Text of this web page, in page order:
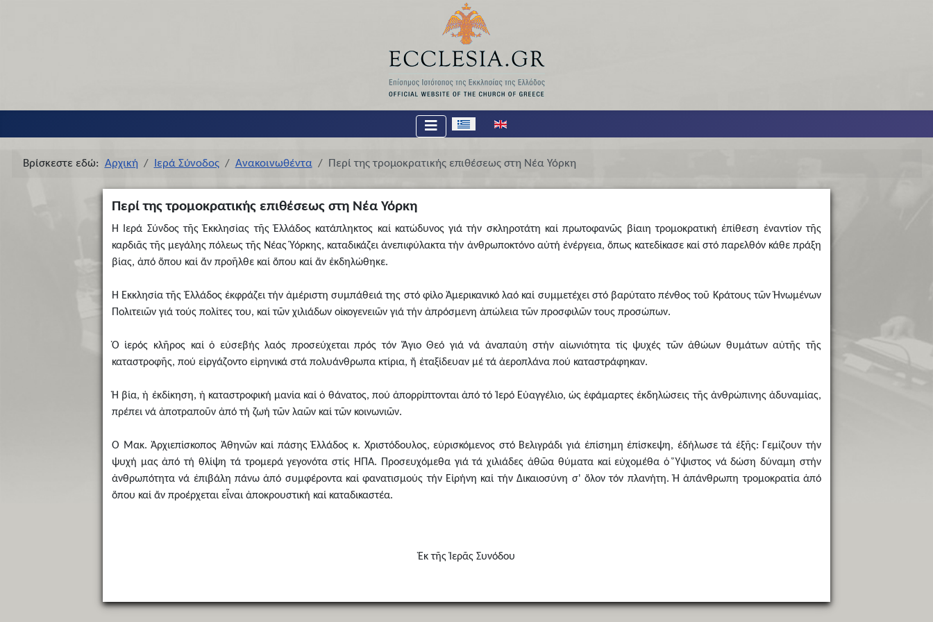
Επιλέξτε τη γλώσσα σας
Βρίσκεστε εδώ: Αρχική Ιερά Σύνοδος Ανακοινωθέντα Περί της τρομοκρατικής επιθέσεως στη Νέα Υόρκη
Περί της τρομοκρατικής επιθέσεως στη Νέα Υόρκη
Ἡ Ἱερά Σύνδος τῆς Ἐκκλησίας τῆς Ἑλλάδος κατάπληκτος καί κατώδυνος γιά τήν σκληροτάτη καί πρωτοφανῶς βίαιη τρομοκρατική ἐπίθεση ἐναντίον τῆς
καρδιᾶς τῆς μεγάλης πόλεως τῆς Νέας Ὑόρκης, καταδικάζει ἀνεπιφύλακτα τήν ἀνθρωποκτόνο αὐτή ἐνέργεια, ὅπως κατεδίκασε καί στό παρελθόν κάθε πράξη
βίας, ἀπό ὅπου καί ἄν προῆλθε καί ὅπου καί ἄν ἐκδηλώθηκε.
Ἡ Ἐκκλησία τῆς Ἑλλάδος ἐκφράζει τήν ἀμέριστη συμπάθειά της στό φίλο Ἀμερικανικό λαό καί συμμετέχει στό βαρύτατο πένθος τοῦ Κράτους τῶν Ἡνωμένων
Πολιτειῶν γιά τούς πολίτες του, καί τῶν χιλιάδων οἰκογενειῶν γιά τήν ἀπρόσμενη ἀπώλεια τῶν προσφιλῶν τους προσώπων.
Ὁ ἱερός κλῆρος καί ὁ εὐσεβής λαός προσεύχεται πρός τόν Ἅγιο Θεό γιά νά ἀναπαύη στήν αἰωνιότητα τίς ψυχές τῶν ἀθώων θυμάτων αὐτῆς τῆς
καταστροφῆς, πού εἰργάζοντο εἰρηνικά στά πολυάνθρωπα κτίρια, ἤ ἐταξίδευαν μέ τά ἀεροπλάνα πού καταστράφηκαν.
Ἡ βία, ἡ ἐκδίκηση, ἡ καταστροφική μανία καί ὁ θάνατος, πού ἀπορρίπτονται ἀπό τό Ἱερό Εὐαγγέλιο, ὡς ἐφάμαρτες ἐκδηλώσεις τῆς ἀνθρώπινης ἀδυναμίας,
πρέπει νά ἀποτραποῦν ἀπό τή ζωή τῶν λαῶν καί τῶν κοινωνιῶν.
Ὁ Μακ. Ἀρχιεπίσκοπος Ἀθηνῶν καί πάσης Ἑλλάδος κ. Χριστόδουλος, εὑρισκόμενος στό Βελιγράδι γιά ἐπίσημη ἐπίσκεψη, ἐδήλωσε τά ἑξῆς: Γεμίζουν τήν
ψυχή μας ἀπό τή θλίψη τά τρομερά γεγονότα στίς ΗΠΑ. Προσευχόμεθα γιά τά χιλιάδες ἀθῶα θύματα καί εὐχομέθα ὁ Ὕψιστος νά δώση δύναμη στήν
ἀνθρωπότητα νά ἐπιβάλη πάνω ἀπό συμφέροντα καί φανατισμούς τήν Εἰρήνη καί τήν Δικαιοσύνη σ' ὅλον τόν πλανήτη. Ἡ ἀπάνθρωπη τρομοκρατία ἀπό
ὅπου καί ἄν προέρχεται εἶναι ἀποκρουστική καί καταδικαστέα.
Ἐκ τῆς Ἱερᾶς Συνόδου